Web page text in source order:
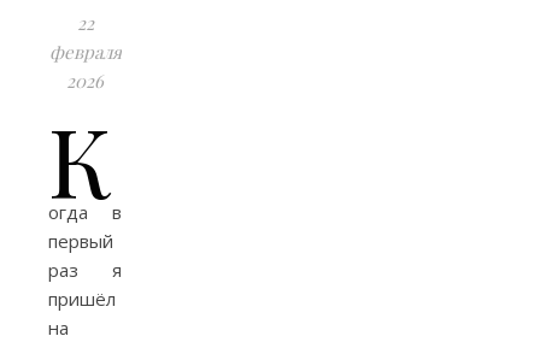
22
февраля
2026
К
огда в
первый
раз я
пришёл
на